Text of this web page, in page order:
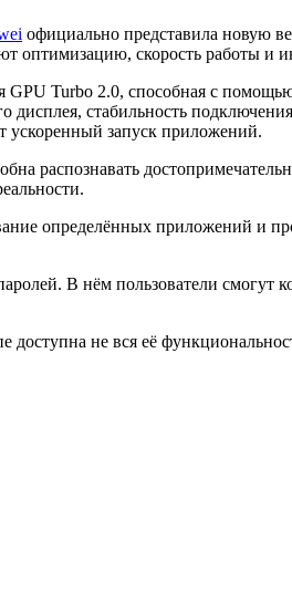
официально представила новую
оптимизацию, скорость работы и
Turbo 2.0, способная с помощью
дисплея, стабильность
ускоренный запуск приложений.
распознавать
определённых приложений и
В нём пользователи
не вся её